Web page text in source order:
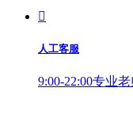

人工客服
9:00-22:00专业